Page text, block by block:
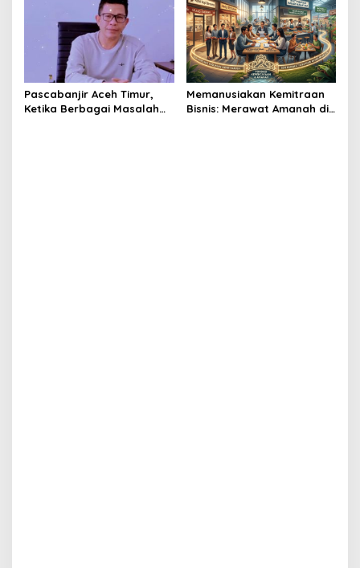
Pascabanjir Aceh Timur,
Ketika Berbagai Masalah
Memanusiakan Kemitraan
Bisnis: Merawat Amanah di